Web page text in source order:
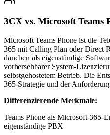
3CX vs. Microsoft Teams
Microsoft Teams Phone ist die
365 mit Calling Plan oder Direct
daneben als eigenständige
vorhersehbarer System-
selbstgehostetem Betrieb. Die
365-Strategie und der
Differenzierende Merkmale:
Teams Phone als Microsoft-365-
eigenständige PBX